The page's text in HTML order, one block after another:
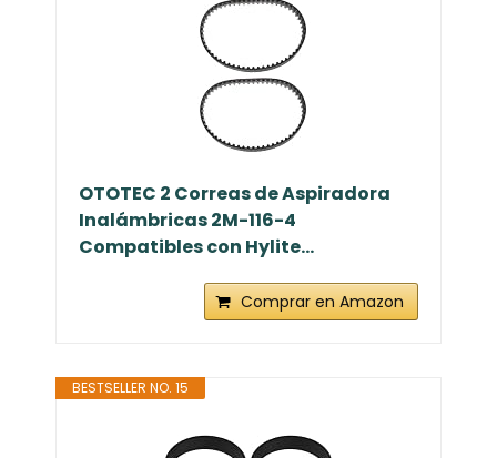
OTOTEC 2 Correas de Aspiradora
Inalámbricas 2M-116-4
Compatibles con Hylite...
Comprar en Amazon
BESTSELLER NO. 15